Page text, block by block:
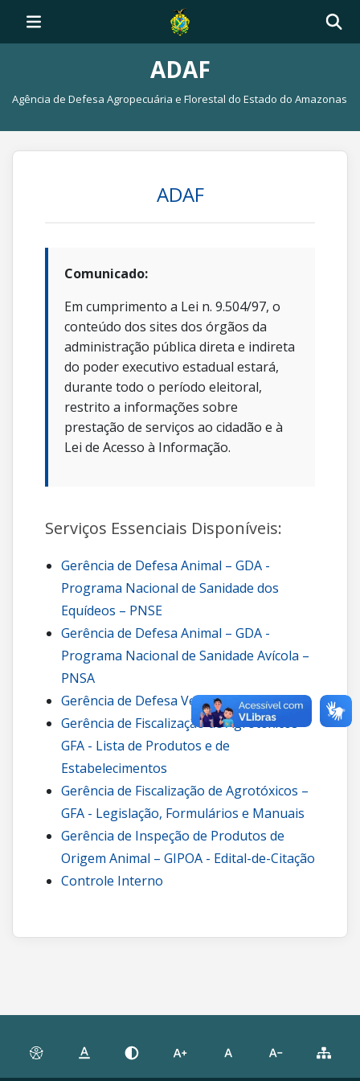
ADAF
Agência de Defesa Agropecuária e Florestal do Estado do Amazonas
ADAF
Comunicado:
Em cumprimento a Lei n. 9.504/97, o
conteúdo dos sites dos órgãos da
administração pública direta e indireta
do poder executivo estadual estará,
durante todo o período eleitoral,
restrito a informações sobre
prestação de serviços ao cidadão e à
Lei de Acesso à Informação.
Serviços Essenciais Disponíveis:
Gerência de Defesa Animal – GDA -
Programa Nacional de Sanidade dos
Equídeos – PNSE
Gerência de Defesa Animal – GDA -
Programa Nacional de Sanidade Avícola –
PNSA
Gerência de Defesa Vegetal – GDV
Gerência de Fiscalização de Agrotóxicos –
GFA - Lista de Produtos e de
Estabelecimentos
Gerência de Fiscalização de Agrotóxicos –
GFA - Legislação, Formulários e Manuais
Gerência de Inspeção de Produtos de
Origem Animal – GIPOA - Edital-de-Citação
Controle Interno